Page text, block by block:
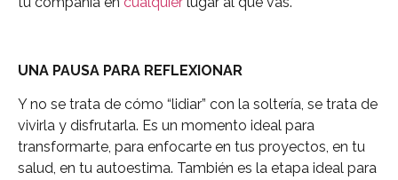
UNA PAUSA PARA REFLEXIONAR
Y no se trata de cómo “lidiar” con la soltería, se trata de
vivirla y disfrutarla. Es un momento ideal para
transformarte, para enfocarte en tus proyectos, en tu
salud, en tu autoestima. También es la etapa ideal para